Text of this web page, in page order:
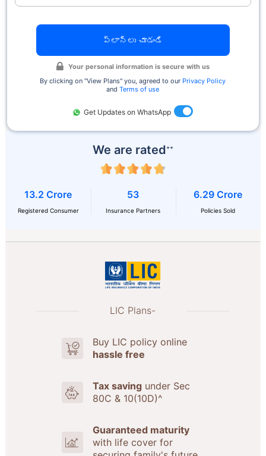
LIC Plans-
Buy LIC policy online
hassle free
Tax savingunder Sec
80C & 10(10D)^
Guaranteed maturity
with life cover for
We are rated++
13.2 Crore
Registered Consumer
53
Insurance Partners
6.29 Crore
Policies Sold
ప్లాన్లు చూడండి
Your personal information is secure with us
By clicking on ''View Plans'' you, agreed to our Privacy Policy
andTerms of use
Get Updates on WhatsApp